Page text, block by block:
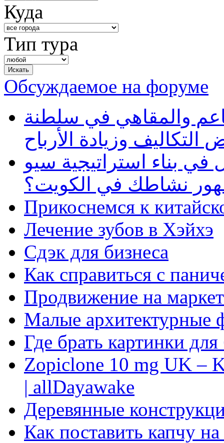
Куда
Тип тура
Обсуждаемое на форуме
والمقاهي في سلطنة
وزيادة الأرباح
بناء استراتيجية سيو
نشاطك في الكويت؟
Прикоснемся к
Лечение зубов в Хэйхэ
Сдэк для бизнеса
Как справиться с
Продвижение на
Малые архитектурные
Где брать картинки
Zopiclone 10 mg UK –
| allDayawake
Деревянные
Как поставить капчу